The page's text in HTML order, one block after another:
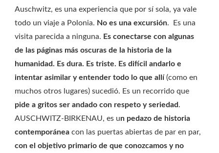
Auschwitz, es una experiencia que por sí sola, ya vale
todo un viaje a Polonia. No es una excursión. Es una
visita parecida a ninguna. Es conectarse con algunas
de las páginas más oscuras de la historia de la
humanidad. Es dura. Es triste. Es difícil andarlo e
intentar asimilar y entender todo lo que allí(como en
muchos otros lugares) sucedió. Es un recorrido que
pide a gritos ser andado con respeto y seriedad.
AUSCHWITZ-BIRKENAU, es un pedazo de historia
contemporánea con las puertas abiertas de par en par,
con el objetivo primario de que conozcamos y no